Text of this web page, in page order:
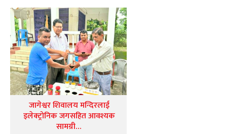
जागेश्वर शिवालय मन्दिरलाई
इलेक्ट्रोनिक जगसहित आवश्यक
सामग्री…